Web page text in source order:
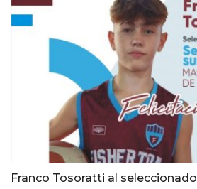
Franco Tosoratti al seleccionado